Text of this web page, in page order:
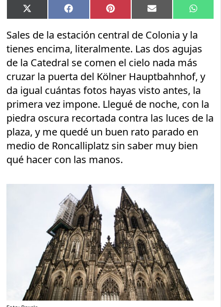
Compartir
en
X
(Twitter)
Compartir
en
Facebook Compartir
en
Pinterest Compartir
en
Email
en
Sales de la estación central de Colonia y la
tienes encima, literalmente. Las dos agujas
de la Catedral se comen el cielo nada más
cruzar la puerta del Kölner Hauptbahnhof, y
da igual cuántas fotos hayas visto antes, la
primera vez impone. Llegué de noche, con la
piedra oscura recortada contra las luces de la
plaza, y me quedé un buen rato parado en
medio de Roncalliplatz sin saber muy bien
qué hacer con las manos.